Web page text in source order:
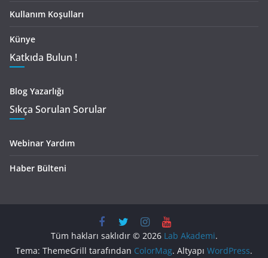
Kullanım Koşulları
Künye
Katkıda Bulun !
Blog Yazarlığı
Sıkça Sorulan Sorular
Webinar Yardım
Haber Bülteni
Tüm hakları saklıdır © 2026 Lab Akademi.
Tema: ThemeGrill tarafından ColorMag. Altyapı WordPress.